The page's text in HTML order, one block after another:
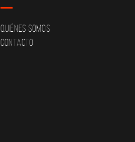
Quiénes Somos
Contacto